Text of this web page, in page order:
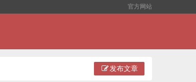
官方网站
发布文章